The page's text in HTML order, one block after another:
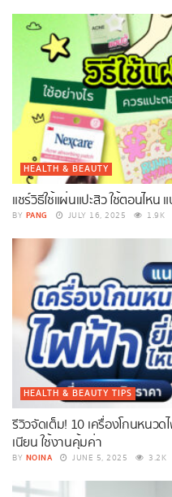
HEALTH & BEAUTY
แชร์วิธีใช้แผ่นแปะสิว ใช้ตอนไหน
BY PANG JULY 16, 2025 1.9K
HEALTH & BEAUTY TIPS
รีวิวจัดเต็ม! 10 เครื่องโกนหนว
เนียน ใช้งานคุ้มค่า
BY NOINA JUNE 5, 2025 3.2K